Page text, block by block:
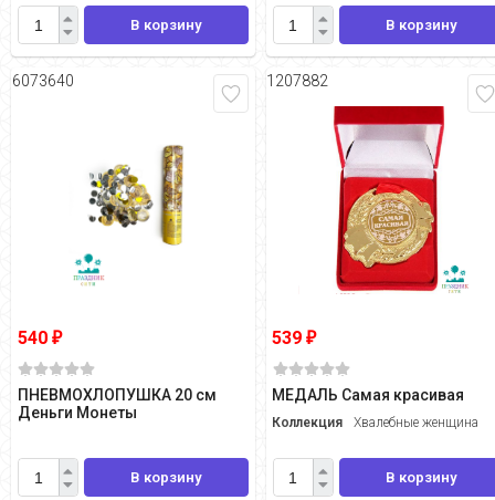
В корзину В корзину
6073640
540 ₽
ПНЕВМОХЛОПУШКА 20 см
Деньги Монеты
В корзину
1207882
539₽
МЕДАЛЬ Самая красивая
Коллекция Хвалебные женщина
В корзину